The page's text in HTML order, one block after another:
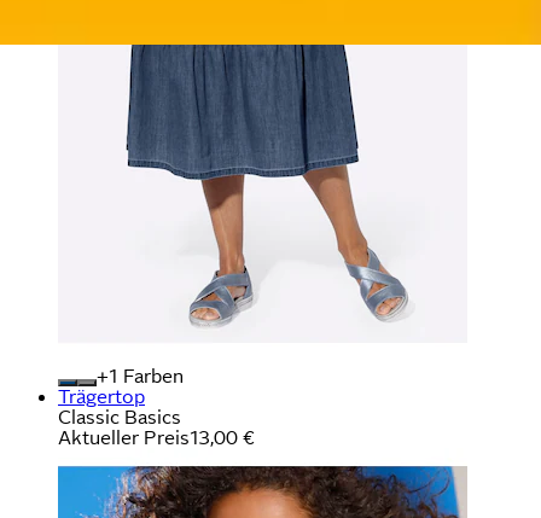
+
Farben
Trägertop
Classic Basics
Aktueller Preis13,00 €